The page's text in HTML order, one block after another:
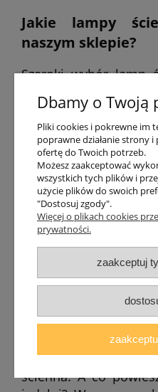
Jakie lampy
naszym sklepie?
Szeroki wybór lamp
łatwością
swojego wnętrza.
prawdziwe
zżarówką, lampy
oprawy
odsłonie. W
emitują one
rozproszone.
wykorzystać w
pomieszczenia
do sypialni,
dyskretnego
na ścianę to także
pokojów dziecięcych.
boją się zasypiać
tym wypadku
ścienna. A co
Dbamy o Twoją
Pliki cookies i pokrewne im
poprawne działanie strony
ofertę do Twoich potrzeb.
Możesz zaakceptować
wszystkich tych plików i
użycie plików do swoich
"Dostosuj zgody".
Więcej o plikach cookies
prywatności.
zaakceptuj